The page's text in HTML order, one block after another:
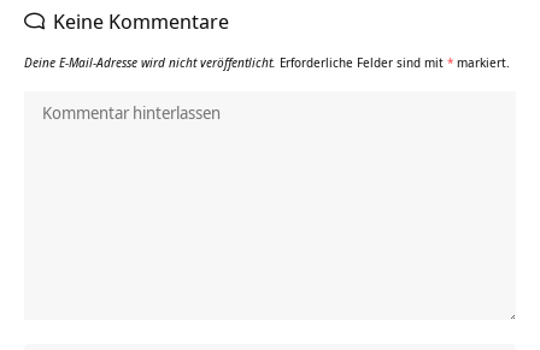
Keine Kommentare
Deine E-Mail-Adresse wird nicht veröffentlicht. Erforderliche Felder sind mit * markiert.